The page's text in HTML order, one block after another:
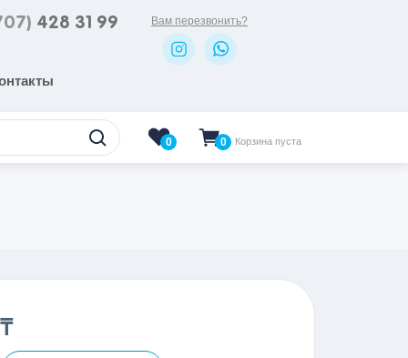
428 31 99 Вам перезвонить?
0 0 Корзина пуста
₸